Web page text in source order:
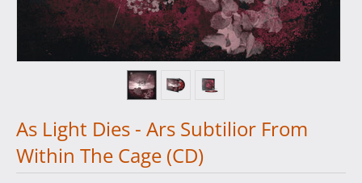
As Light Dies - Ars Subtilior From
Within The Cage (CD)